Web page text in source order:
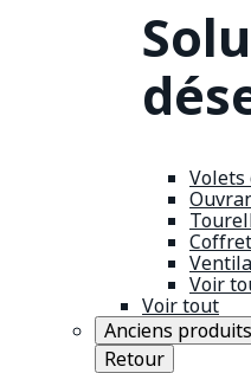
Volets
Voir
Voir tout
Anciens produits
Retour